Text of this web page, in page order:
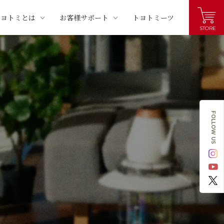
トミとは お客様サポート トヨトミーツ
STORE
FOLLOW US